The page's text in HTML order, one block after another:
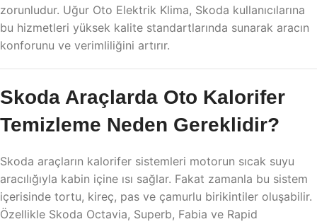
zorunludur. Uğur Oto Elektrik Klima, Skoda kullanıcılarına
bu hizmetleri yüksek kalite standartlarında sunarak aracın
konforunu ve verimliliğini artırır.
Skoda Araçlarda Oto Kalorifer
Temizleme Neden Gereklidir?
Skoda araçların kalorifer sistemleri motorun sıcak suyu
aracılığıyla kabin içine ısı sağlar. Fakat zamanla bu sistem
içerisinde tortu, kireç, pas ve çamurlu birikintiler oluşabilir.
Özellikle Skoda Octavia, Superb, Fabia ve Rapid